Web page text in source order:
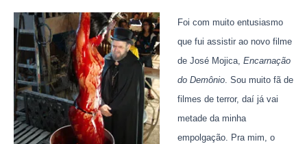
ts
A
p
p
e
b
o
o
k
e
dI
n
re
Foi com muito entusiasmo
que fui assistir ao novo filme
de José Mojica, Encarnação
do Demônio. Sou muito fã de
filmes de terror, daí já vai
metade da minha
empolgação. Pra mim, o